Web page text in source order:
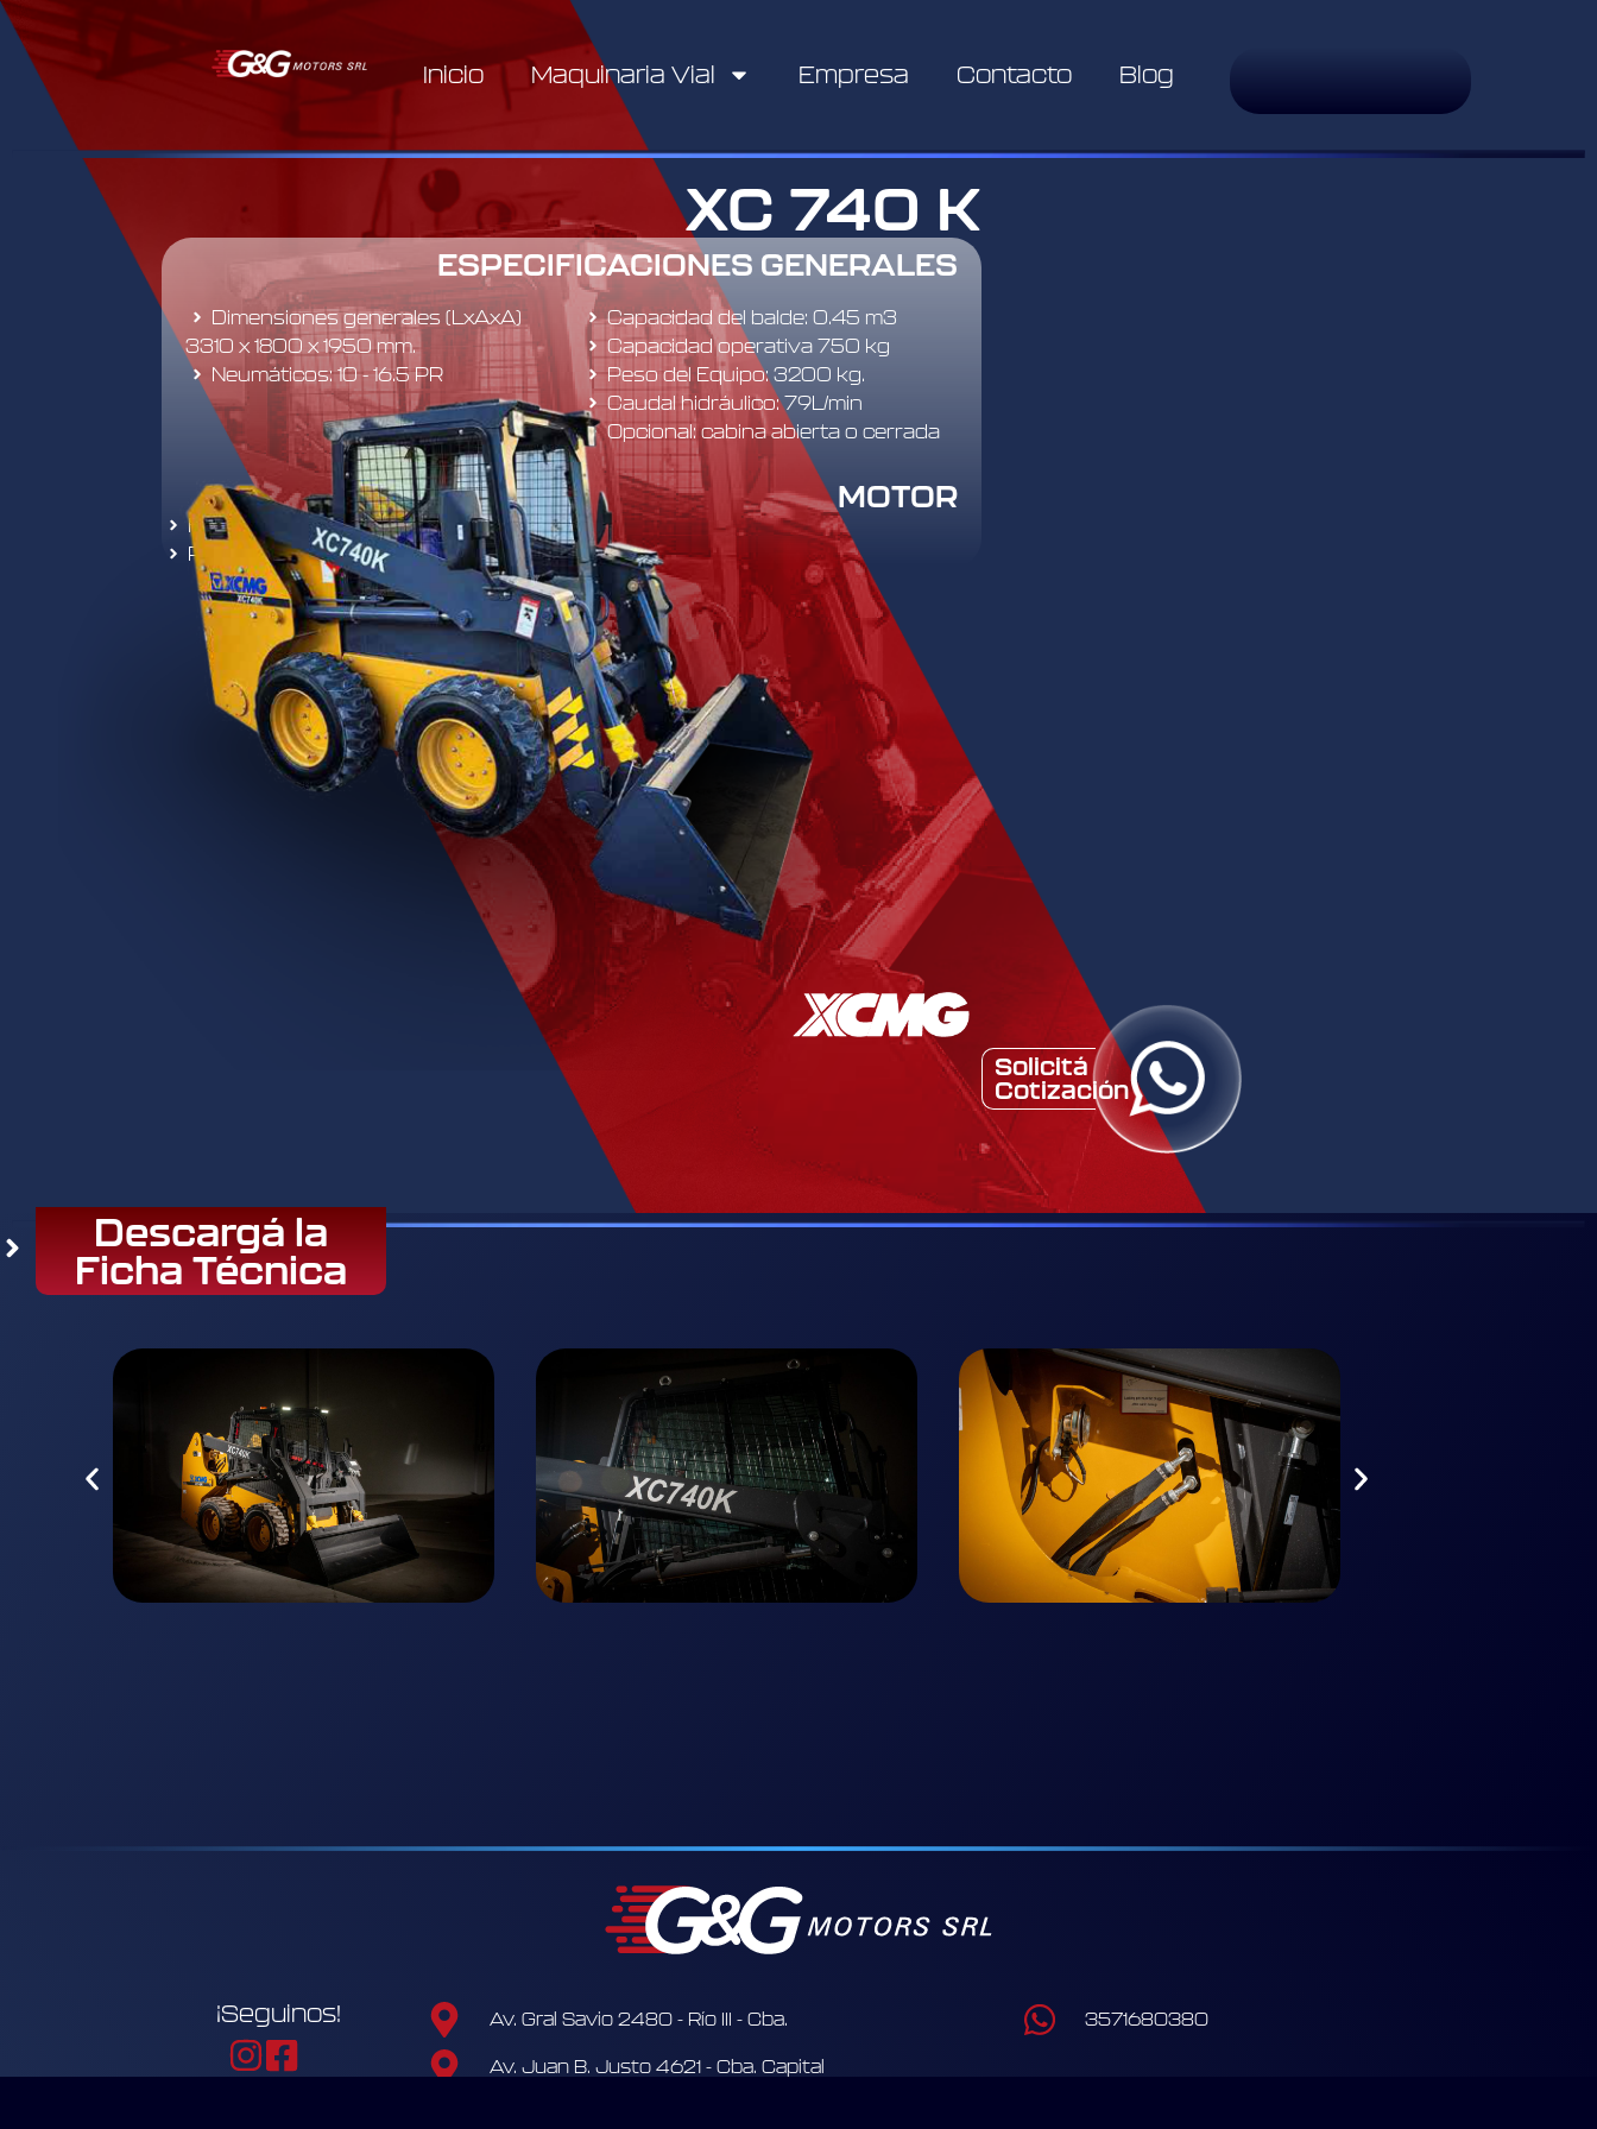
Inicio Maquinaria Vial Empresa Contacto Blog
XC 740 K
ESPECIFICACIONES GENERALES
Dimensiones generales (LxAxA)
3310 x 1800 x 1950 mm.
Neumáticos: 10 - 16.5 PR
Capacidad del balde: 0.45 m3
Capacidad operativa 750 kg
Peso del Equipo: 3200 kg.
Caudal hidráulico: 79L/min
Opcional: cabina abierta o cerrada
MOTOR
Fabricante: Xinchai
Potencia Nominal: 50 hp
Solicitá
Cotización
Descargá la
Ficha Técnica
¡Seguinos! Av. Gral Savio 2480 - Río III - Cba.
Av. Juan B. Justo 4621 - Cba. Capital
3571680380